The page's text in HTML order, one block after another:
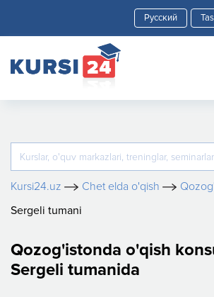
Kursi24.uz Chet elda o'qish
Sergeli tumani
Qozog'istonda o'qish
Sergeli tumanida